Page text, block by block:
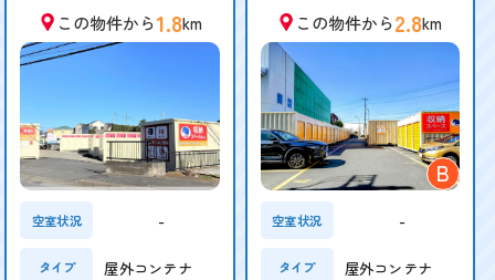
この物件から1.8km
空室状況 -
タイプ 屋外コンテナ
この物件から2.8km
B
空室状況 -
タイプ 屋外コンテナ